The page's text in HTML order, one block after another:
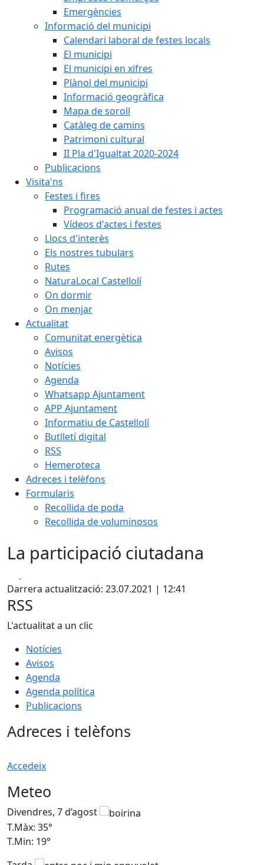
Emergències
Informació del municipi
Calendari laboral de festes locals
El municipi
El municipi en xifres
Plànol del municipi
Informació geogràfica
Mapa de soroll
Catàleg de camins
Patrimoni cultural
II Pla d'Igualtat 2020-2024
Publicacions
Visita'ns
Festes i fires
Programació anual de festes i actes
Vídeos d'actes i festes
Llocs d'interès
Els nostres tubulars
Rutes
NaturaLocal Castellolí
On dormir
On menjar
Actualitat
Comunitat energètica
Avisos
Notícies
Agenda
Whatsapp Ajuntament
APP Ajuntament
Informatiu de Castellolí
Butlletí digital
RSS
Hemeroteca
Adreces i telèfons
Formularis
Recollida de poda
Recollida de voluminosos
La participació ciutadana
Darrera actualització: 23.07.2021 | 12:41
RSS
L'actualitat a un clic
Notícies
Avisos
Agenda
Agenda política
Publicacions
Adreces i telèfons
Accedeix
Meteo
Divendres, 7 d’agost
T.Màx: 35°
T.Min: 19°